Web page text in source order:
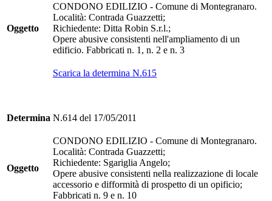
Oggetto
CONDONO EDILIZIO - Comune di Montegranaro.
Località: Contrada Guazzetti;
Richiedente: Ditta Robin S.r.l.;
Opere abusive consistenti nell'ampliamento di un
edificio. Fabbricati n. 1, n. 2 e n. 3
Scarica la determina N.615
Determina N.614 del 17/05/2011
Oggetto
CONDONO EDILIZIO - Comune di Montegranaro.
Località: Contrada Guazzetti;
Richiedente: Sgariglia Angelo;
Opere abusive consistenti nella realizzazione di locale
accessorio e difformità di prospetto di un opificio;
Fabbricati n. 9 e n. 10